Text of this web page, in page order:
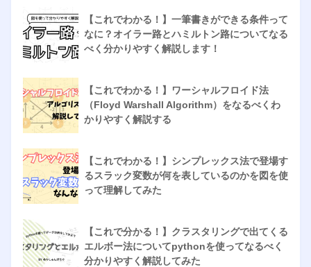
【これでわかる！】一筆書きができる条件って
なに？オイラー路とハミルトン路についてなる
べく分かりやすく解説します！
【これでわかる！】ワーシャルフロイド法
（Floyd Warshall Algorithm）をなるべくわ
かりやすく解説する
【これでわかる！】シンプレックス法で登場す
るスラック変数が何を表しているのかを図を使
って理解してみた
【これで分かる！】クラスタリングで出てくる
エルボー法についてpythonを使ってなるべく
分かりやすく解説してみた